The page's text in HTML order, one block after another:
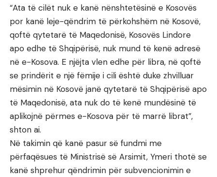
“Ata të cilët nuk e kanë nënshtetësinë e Kosovës
por kanë leje-qëndrim të përkohshëm në Kosovë,
qoftë qytetarë të Maqedonisë, Kosovës Lindore
apo edhe të Shqipërisë, nuk mund të kenë adresë
në e-Kosova. E njëjta vlen edhe për libra, në qoftë
se prindërit e një fëmije i cili është duke zhvilluar
mësimin në Kosovë janë qytetarë të Shqipërisë apo
të Maqedonisë, ata nuk do të kenë mundësinë të
aplikojnë përmes e-Kosova për të marrë librat”,
shton ai.
Në takimin që kanë pasur së fundmi me
përfaqësues të Ministrisë së Arsimit, Ymeri thotë se
kanë shprehur qëndrimin për subvencionimin e